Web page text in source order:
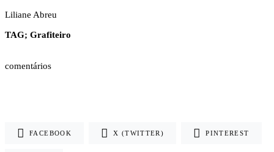
Liliane Abreu
TAG; Grafiteiro
comentários
FACEBOOK X (TWITTER) PINTEREST